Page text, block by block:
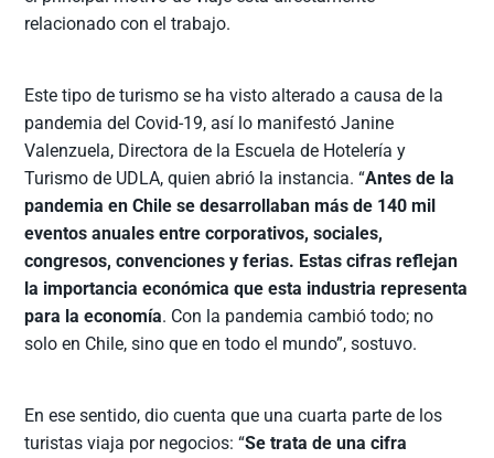
relacionado con el trabajo.
Este tipo de turismo se ha visto alterado a causa de la
pandemia del Covid-19, así lo manifestó Janine
Valenzuela, Directora de la Escuela de Hotelería y
Turismo de UDLA, quien abrió la instancia. “Antes de la
pandemia en Chile se desarrollaban más de 140 mil
eventos anuales entre corporativos, sociales,
congresos, convenciones y ferias. Estas cifras reflejan
la importancia económica que esta industria representa
para la economía. Con la pandemia cambió todo; no
solo en Chile, sino que en todo el mundo”, sostuvo.
En ese sentido, dio cuenta que una cuarta parte de los
turistas viaja por negocios: “Se trata de una cifra